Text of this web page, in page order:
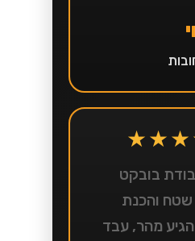
בובקט
שטח והכנת
מהר, עבד